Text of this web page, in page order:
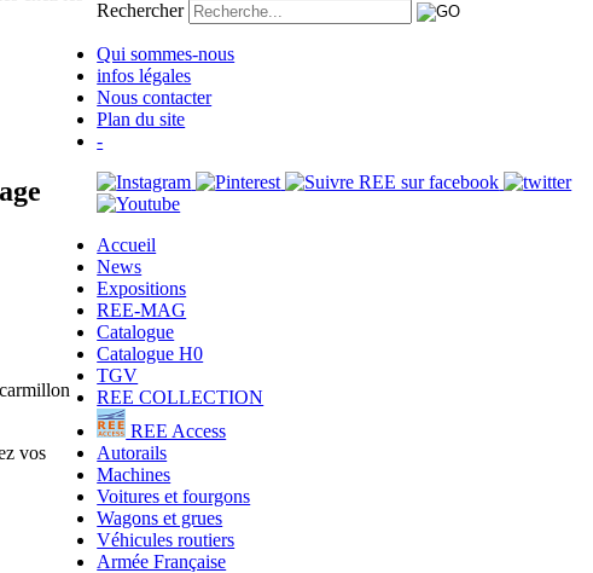
vos
Rechercher
Qui sommes-nous
infos légales
Nous contacter
Plan du site
-
Accueil
News
Expositions
REE-MAG
Catalogue
Catalogue H0
TGV
REE COLLECTION
REE Access
Autorails
Machines
Voitures et fourgons
Wagons et grues
Véhicules routiers
Armée Française